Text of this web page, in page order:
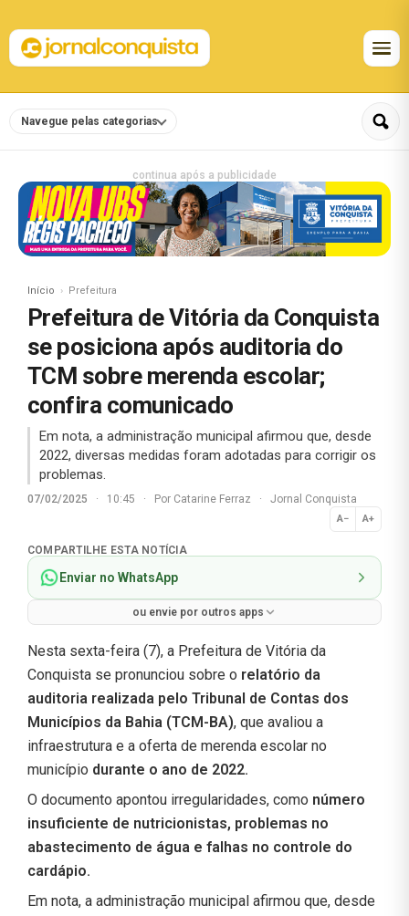
Navegue pelas categorias
continua após a publicidade
Início Prefeitura
Prefeitura de Vitória da Conquista
se posiciona após auditoria do
TCM sobre merenda escolar;
confira comunicado
Em nota, a administração municipal afirmou que, desde
2022, diversas medidas foram adotadas para corrigir os
problemas.
07/02/2025 · 10:45 · Por Catarine Ferraz · Jornal Conquista
A− A+
Normal
COMPARTILHE ESTA NOTÍCIA
Enviar no WhatsApp
ou envie por outros apps
Nesta sexta-feira (7), a Prefeitura de Vitória da
Conquista se pronunciou sobre o relatório da
auditoria realizada pelo Tribunal de Contas dos
Municípios da Bahia (TCM-BA), que avaliou a
infraestrutura e a oferta de merenda escolar no
município durante o ano de 2022.
O documento apontou irregularidades, como número
insuficiente de nutricionistas, problemas no
abastecimento de água e falhas no controle do
cardápio.
Em nota, a administração municipal afirmou que, desde